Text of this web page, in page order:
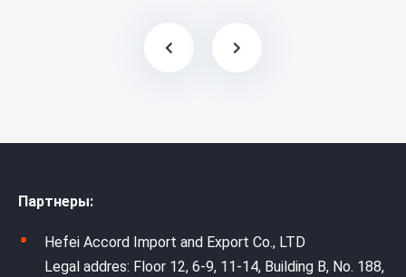
Партнеры:
Hefei Accord Import and Export Co., LTD
Legal addres: Floor 12, 6-9, 11-14, Building B, No. 188,